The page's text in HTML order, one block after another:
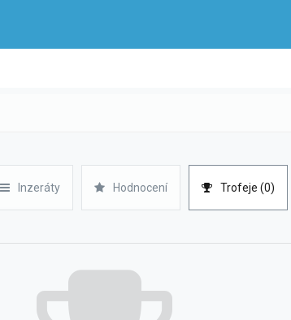
Inzeráty Hodnocení Trofeje (0)